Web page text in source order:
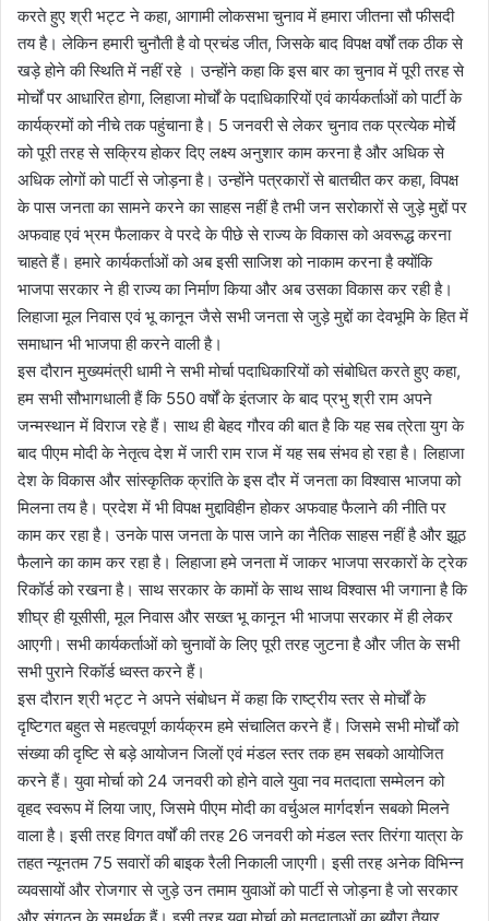
करते हुए श्री भट्ट ने कहा, आगामी लोकसभा चुनाव में हमारा जीतना सौ फीसदी
तय है। लेकिन हमारी चुनौती है वो प्रचंड जीत, जिसके बाद विपक्ष वर्षों तक ठीक से
खड़े होने की स्थिति में नहीं रहे । उन्होंने कहा कि इस बार का चुनाव में पूरी तरह से
मोर्चों पर आधारित होगा, लिहाजा मोर्चों के पदाधिकारियों एवं कार्यकर्ताओं को पार्टी के
कार्यक्रमों को नीचे तक पहुंचाना है। 5 जनवरी से लेकर चुनाव तक प्रत्येक मोर्चे
को पूरी तरह से सक्रिय होकर दिए लक्ष्य अनुशार काम करना है और अधिक से
अधिक लोगों को पार्टी से जोड़ना है। उन्होंने पत्रकारों से बातचीत कर कहा, विपक्ष
के पास जनता का सामने करने का साहस नहीं है तभी जन सरोकारों से जुड़े मुद्दों पर
अफवाह एवं भ्रम फैलाकर वे परदे के पीछे से राज्य के विकास को अवरूद्ध करना
चाहते हैं। हमारे कार्यकर्ताओं को अब इसी साजिश को नाकाम करना है क्योंकि
भाजपा सरकार ने ही राज्य का निर्माण किया और अब उसका विकास कर रही है।
लिहाजा मूल निवास एवं भू कानून जैसे सभी जनता से जुड़े मुद्दों का देवभूमि के हित में
समाधान भी भाजपा ही करने वाली है।
इस दौरान मुख्यमंत्री धामी ने सभी मोर्चा पदाधिकारियों को संबोधित करते हुए कहा,
हम सभी सौभागधाली हैं कि 550 वर्षों के इंतजार के बाद प्रभु श्री राम अपने
जन्मस्थान में विराज रहे हैं। साथ ही बेहद गौरव की बात है कि यह सब त्रेता युग के
बाद पीएम मोदी के नेतृत्व देश में जारी राम राज में यह सब संभव हो रहा है। लिहाजा
देश के विकास और सांस्कृतिक क्रांति के इस दौर में जनता का विश्वास भाजपा को
मिलना तय है। प्रदेश में भी विपक्ष मुद्दाविहीन होकर अफवाह फैलाने की नीति पर
काम कर रहा है। उनके पास जनता के पास जाने का नैतिक साहस नहीं है और झूठ
फैलाने का काम कर रहा है। लिहाजा हमे जनता में जाकर भाजपा सरकारों के ट्रेक
रिकॉर्ड को रखना है। साथ सरकार के कामों के साथ साथ विश्वास भी जगाना है कि
शीघ्र ही यूसीसी, मूल निवास और सख्त भू कानून भी भाजपा सरकार में ही लेकर
आएगी। सभी कार्यकर्ताओं को चुनावों के लिए पूरी तरह जुटना है और जीत के सभी
सभी पुराने रिकॉर्ड ध्वस्त करने हैं।
इस दौरान श्री भट्ट ने अपने संबोधन में कहा कि राष्ट्रीय स्तर से मोर्चों के
दृष्टिगत बहुत से महत्वपूर्ण कार्यक्रम हमे संचालित करने हैं। जिसमे सभी मोर्चों को
संख्या की दृष्टि से बड़े आयोजन जिलों एवं मंडल स्तर तक हम सबको आयोजित
करने हैं। युवा मोर्चा को 24 जनवरी को होने वाले युवा नव मतदाता सम्मेलन को
वृहद स्वरूप में लिया जाए, जिसमे पीएम मोदी का वर्चुअल मार्गदर्शन सबको मिलने
वाला है। इसी तरह विगत वर्षों की तरह 26 जनवरी को मंडल स्तर तिरंगा यात्रा के
तहत न्यूनतम 75 सवारों की बाइक रैली निकाली जाएगी। इसी तरह अनेक विभिन्न
व्यवसायों और रोजगार से जुड़े उन तमाम युवाओं को पार्टी से जोड़ना है जो सरकार